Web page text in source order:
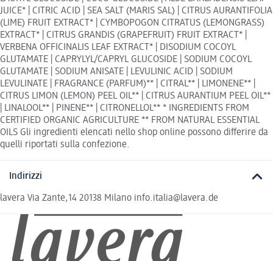
JUICE* | CITRIC ACID | SEA SALT (MARIS SAL) | CITRUS AURANTIFOLIA
(LIME) FRUIT EXTRACT* | CYMBOPOGON CITRATUS (LEMONGRASS)
EXTRACT* | CITRUS GRANDIS (GRAPEFRUIT) FRUIT EXTRACT* |
VERBENA OFFICINALIS LEAF EXTRACT* | DISODIUM COCOYL
GLUTAMATE | CAPRYLYL/CAPRYL GLUCOSIDE | SODIUM COCOYL
GLUTAMATE | SODIUM ANISATE | LEVULINIC ACID | SODIUM
LEVULINATE | FRAGRANCE (PARFUM)** | CITRAL** | LIMONENE** |
CITRUS LIMON (LEMON) PEEL OIL** | CITRUS AURANTIUM PEEL OIL**
| LINALOOL** | PINENE** | CITRONELLOL** * INGREDIENTS FROM
CERTIFIED ORGANIC AGRICULTURE ** FROM NATURAL ESSENTIAL
OILS Gli ingredienti elencati nello shop online possono differire da
quelli riportati sulla confezione.
Indirizzi
lavera Via Zante,14 20138 Milano info.italia@lavera.de